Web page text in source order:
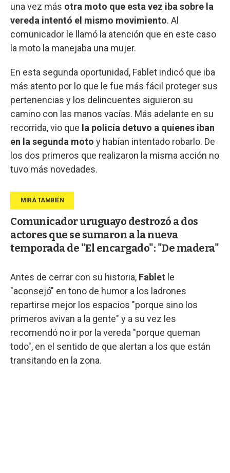
una vez más otra moto que esta vez iba sobre la
vereda intentó el mismo movimiento. Al
comunicador le llamó la atención que en este caso
la moto la manejaba una mujer.
En esta segunda oportunidad, Fablet indicó que iba
más atento por lo que le fue más fácil proteger sus
pertenencias y los delincuentes siguieron su
camino con las manos vacías. Más adelante en su
recorrida, vio que la policía detuvo a quienes iban
en la segunda moto y habían intentado robarlo. De
los dos primeros que realizaron la misma acción no
tuvo más novedades.
Comunicador uruguayo destrozó a dos
actores que se sumaron a la nueva
temporada de "El encargado": "De madera"
Antes de cerrar con su historia, Fablet le
"aconsejó" en tono de humor a los ladrones
repartirse mejor los espacios "porque sino los
primeros avivan a la gente" y a su vez les
recomendó no ir por la vereda "porque queman
todo", en el sentido de que alertan a los que están
transitando en la zona.